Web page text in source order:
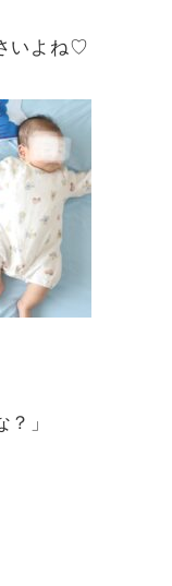
いよね♡
」